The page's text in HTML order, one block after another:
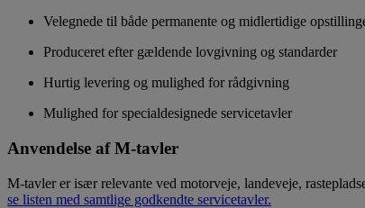
Velegnede til både permanente og midlertidige
Produceret efter gældende lovgivning og standarder
Hurtig levering og mulighed for rådgivning
Mulighed for specialdesignede servicetavler
Anvendelse af M-tavler
M-tavler er især relevante ved motorveje, landeveje,
se listen med samtlige godkendte servicetavler.